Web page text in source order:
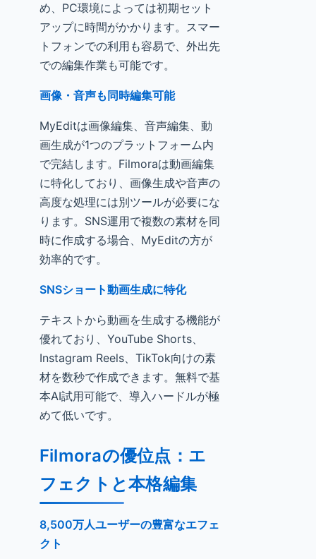
め、PC環境によっては初期セット
アップに時間がかかります。スマー
トフォンでの利用も容易で、外出先
での編集作業も可能です。
画像・音声も同時編集可能
MyEditは画像編集、音声編集、動
画生成が1つのプラットフォーム内
で完結します。Filmoraは動画編集
に特化しており、画像生成や音声の
高度な処理には別ツールが必要にな
ります。SNS運用で複数の素材を同
時に作成する場合、MyEditの方が
効率的です。
SNSショート動画生成に特化
テキストから動画を生成する機能が
優れており、YouTube Shorts、
Instagram Reels、TikTok向けの素
材を数秒で作成できます。無料で基
本AI試用可能で、導入ハードルが極
めて低いです。
Filmoraの優位点：エ
フェクトと本格編集
8,500万人ユーザーの豊富なエフェ
クト